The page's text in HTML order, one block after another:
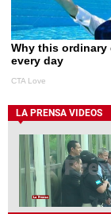
LA PRENSA VIDEOS